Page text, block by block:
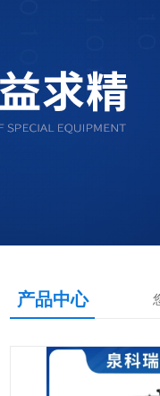
产品中心